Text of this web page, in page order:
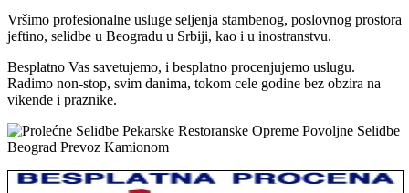
Vršimo profesionalne usluge seljenja stambenog, poslovnog prostora
jeftino, selidbe u Beogradu u Srbiji, kao i u inostranstvu.
Besplatno Vas savetujemo, i besplatno procenjujemo uslugu.
Radimo non-stop, svim danima, tokom cele godine bez obzira na
vikende i praznike.